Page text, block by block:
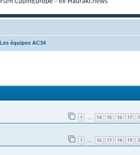
Les équipes AC34
1 … 14 15 16 17
1 … 16 17 18 19